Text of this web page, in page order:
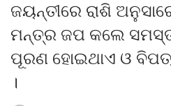
ଜୟନ୍ତୀରେ ରାଶି
ମନ୍ତ୍ର ଜପ କଲେ
ପୂରଣ ହୋଇଥାଏ ଓ
।